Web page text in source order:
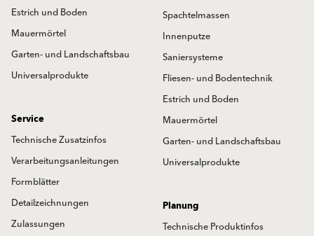
Estrich und Boden
Mauermörtel
Garten- und Landschaftsbau
Universalprodukte
Spachtelmassen
Innenputze
Saniersysteme
Fliesen- und Bodentechnik
Estrich und Boden
Mauermörtel
Garten- und Landschaftsbau
Universalprodukte
Service
Technische Zusatzinfos
Verarbeitungsanleitungen
Formblätter
Detailzeichnungen
Zulassungen
Planung
Technische Produktinfos